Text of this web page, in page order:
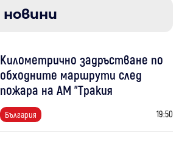
Километрично задръстване по
обходните маршрути след
пожара на АМ "Тракия
България 19:50